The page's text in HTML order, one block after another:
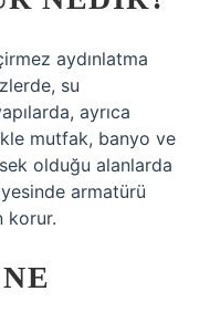
aydınlatma
su
ayrıca
mutfak, banyo ve
olduğu alanlarda
armatürü
korur.